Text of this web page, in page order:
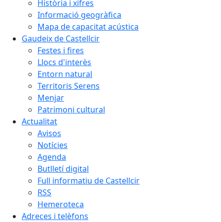
Història i xifres
Informació geogràfica
Mapa de capacitat acústica
Gaudeix de Castellcir
Festes i fires
Llocs d'interès
Entorn natural
Territoris Serens
Menjar
Patrimoni cultural
Actualitat
Avisos
Notícies
Agenda
Butlletí digital
Full informatiu de Castellcir
RSS
Hemeroteca
Adreces i telèfons